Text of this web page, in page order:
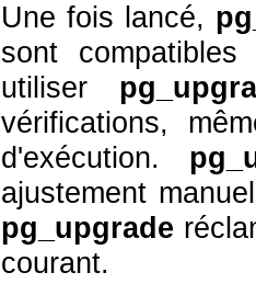
Une fois lancé,
sont
utiliser
vérifications,
d'exécution.
ajustement
pg_upgrade
courant.